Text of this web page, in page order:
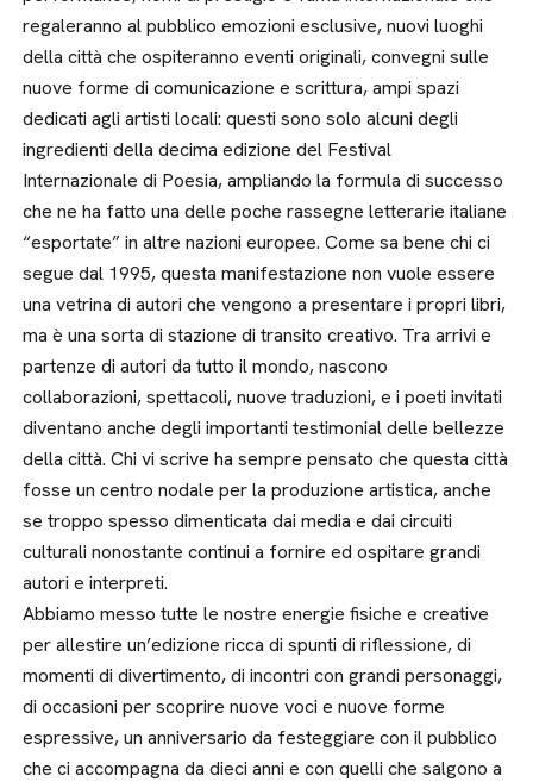
regaleranno al pubblico emozioni esclusive, nuovi luoghi
della città che ospiteranno eventi originali, convegni sulle
nuove forme di comunicazione e scrittura, ampi spazi
dedicati agli artisti locali: questi sono solo alcuni degli
ingredienti della decima edizione del Festival
Internazionale di Poesia, ampliando la formula di successo
che ne ha fatto una delle poche rassegne letterarie italiane
“esportate” in altre nazioni europee. Come sa bene chi ci
segue dal 1995, questa manifestazione non vuole essere
una vetrina di autori che vengono a presentare i propri libri,
ma è una sorta di stazione di transito creativo. Tra arrivi e
partenze di autori da tutto il mondo, nascono
collaborazioni, spettacoli, nuove traduzioni, e i poeti invitati
diventano anche degli importanti testimonial delle bellezze
della città. Chi vi scrive ha sempre pensato che questa città
fosse un centro nodale per la produzione artistica, anche
se troppo spesso dimenticata dai media e dai circuiti
culturali nonostante continui a fornire ed ospitare grandi
autori e interpreti.
Abbiamo messo tutte le nostre energie fisiche e creative
per allestire un’edizione ricca di spunti di riflessione, di
momenti di divertimento, di incontri con grandi personaggi,
di occasioni per scoprire nuove voci e nuove forme
espressive, un anniversario da festeggiare con il pubblico
che ci accompagna da dieci anni e con quelli che salgono a